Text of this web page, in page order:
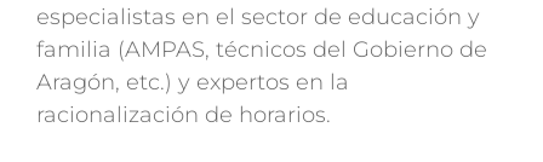
especialistas en el sector de educación y
familia (AMPAS, técnicos del Gobierno de
Aragón, etc.) y expertos en la
racionalización de horarios.